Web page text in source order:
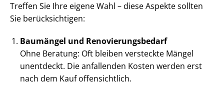
Treffen Sie Ihre eigene Wahl – diese Aspekte sollten
Sie berücksichtigen:
Baumängel und Re­no­vie­rungs­be­darf
Ohne Beratung: Oft bleiben versteckte Mängel
unentdeckt. Die anfallenden Kosten werden erst
nach dem Kauf offensichtlich.